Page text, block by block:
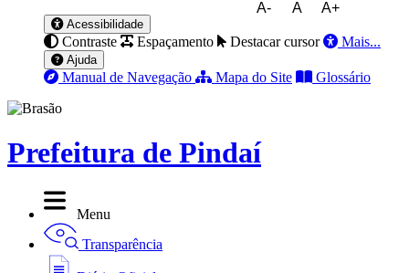
A- A A+
Acessibilidade
Contraste Espaçamento Destacar cursor Mais...
Ajuda
Manual de Navegação Mapa do Site Glossário
Prefeitura de Pindaí
Menu
Transparência